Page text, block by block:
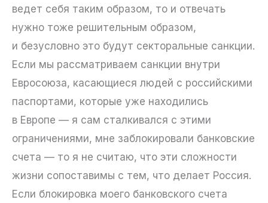
ведет себя таким образом, то и отвечать
нужно тоже решительным образом,
и безусловно это будут секторальные санкции.
Если мы рассматриваем санкции внутри
Евросоюза, касающиеся людей с российскими
паспортами, которые уже находились
в Европе — я сам сталкивался с этими
ограничениями, мне заблокировали банковские
счета — то я не считаю, что эти сложности
жизни сопоставимы с тем, что делает Россия.
Если блокировка моего банковского счета